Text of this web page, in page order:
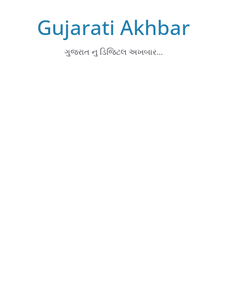
Gujarati Akhbar
ગુજરાત નુ ડિજિટલ અખબાર…